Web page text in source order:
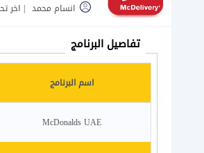
انسام محمد | اخر
تفاصيل البرنامج
اسم البرنامج
McDonalds UAE